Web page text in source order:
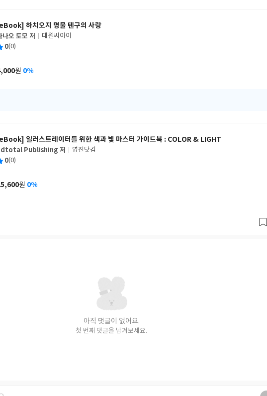
하치오지 명물 텐구의 사랑
나오 토모 저
대원씨아이
0(0)
원 0%
일러스트레이터를 위한 색과 빛 마스터 가이드북 : COLOR & LIGHT
Publishing 저
영진닷컴
0(0)
원 0%
아직 댓글이 없어요.
첫 번째 댓글을 남겨보세요.